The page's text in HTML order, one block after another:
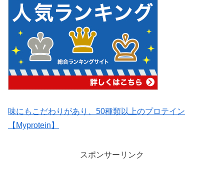
味にもこだわりがあり、50種類以上のプロテイン
【Myprotein】
スポンサーリンク